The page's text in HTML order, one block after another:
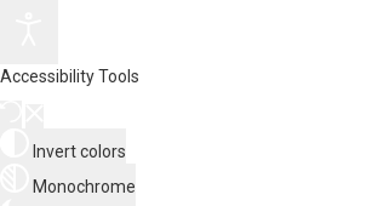
Accessibility Tools
Invert colors
Monochrome